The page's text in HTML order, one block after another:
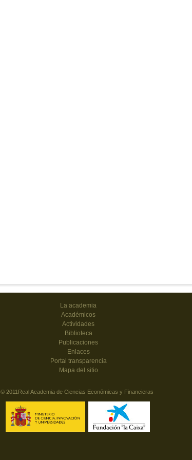
La academia
Académicos
Actividades
Biblioteca
Publicaciones
Enlaces
Portal transparencia
Mapa del sitio
© 2011Real Academia de Ciencias Económicas y Financieras